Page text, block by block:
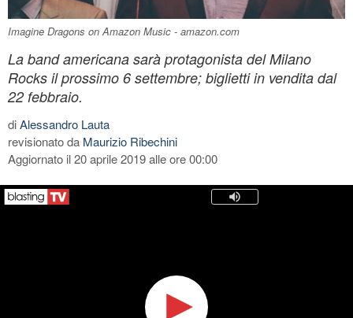
Imagine Dragons on Amazon Music - amazon.com
La band americana sarà protagonista del Milano
Rocks il prossimo 6 settembre; biglietti in vendita dal
22 febbraio.
diAlessandro Lauta
revisionato da Maurizio Ribechini
Aggiornato il 20 aprile 2019 alle ore 00:00